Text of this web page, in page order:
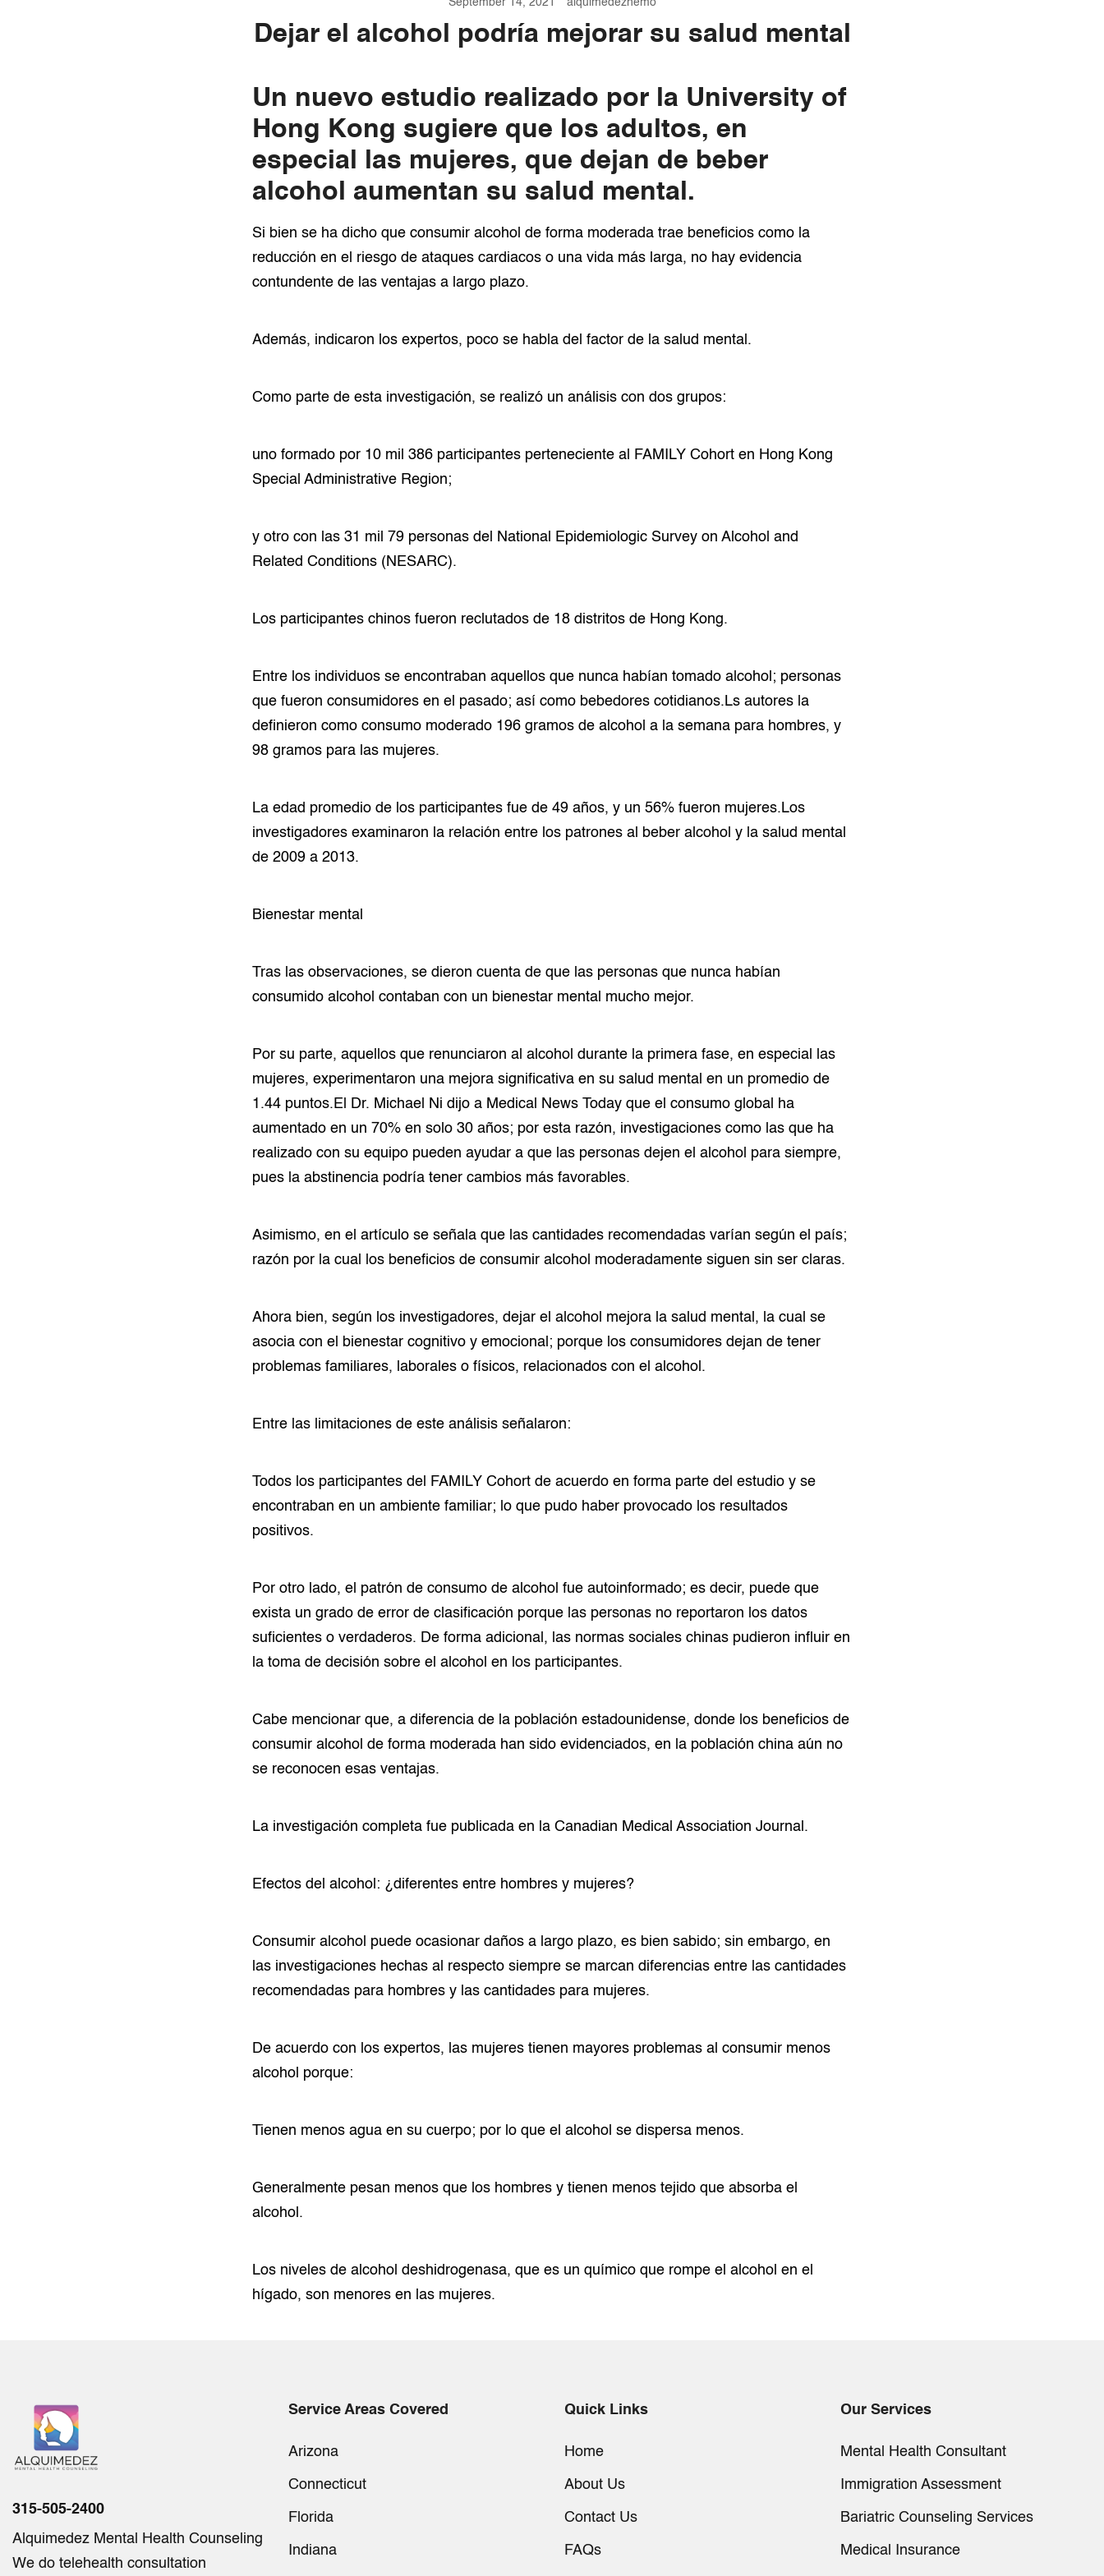
September 14, 2021 alquimedezhemo
Dejar el alcohol podría mejorar su salud mental
Un nuevo estudio realizado por la University of
Hong Kong sugiere que los adultos, en
especial las mujeres, que dejan de beber
alcohol aumentan su salud mental.
Si bien se ha dicho que consumir alcohol de forma moderada trae beneficios como la
reducción en el riesgo de ataques cardiacos o una vida más larga, no hay evidencia
contundente de las ventajas a largo plazo.
Además, indicaron los expertos, poco se habla del factor de la salud mental.
Como parte de esta investigación, se realizó un análisis con dos grupos:
uno formado por 10 mil 386 participantes perteneciente al FAMILY Cohort en Hong Kong
Special Administrative Region;
y otro con las 31 mil 79 personas del National Epidemiologic Survey on Alcohol and
Related Conditions (NESARC).
Los participantes chinos fueron reclutados de 18 distritos de Hong Kong.
Entre los individuos se encontraban aquellos que nunca habían tomado alcohol; personas
que fueron consumidores en el pasado; así como bebedores cotidianos.Ls autores la
definieron como consumo moderado 196 gramos de alcohol a la semana para hombres, y
98 gramos para las mujeres.
La edad promedio de los participantes fue de 49 años, y un 56% fueron mujeres.Los
investigadores examinaron la relación entre los patrones al beber alcohol y la salud mental
de 2009 a 2013.
Bienestar mental
Tras las observaciones, se dieron cuenta de que las personas que nunca habían
consumido alcohol contaban con un bienestar mental mucho mejor.
Por su parte, aquellos que renunciaron al alcohol durante la primera fase, en especial las
mujeres, experimentaron una mejora significativa en su salud mental en un promedio de
1.44 puntos.El Dr. Michael Ni dijo a Medical News Today que el consumo global ha
aumentado en un 70% en solo 30 años; por esta razón, investigaciones como las que ha
realizado con su equipo pueden ayudar a que las personas dejen el alcohol para siempre,
pues la abstinencia podría tener cambios más favorables.
Asimismo, en el artículo se señala que las cantidades recomendadas varían según el país;
razón por la cual los beneficios de consumir alcohol moderadamente siguen sin ser claras.
Ahora bien, según los investigadores, dejar el alcohol mejora la salud mental, la cual se
asocia con el bienestar cognitivo y emocional; porque los consumidores dejan de tener
problemas familiares, laborales o físicos, relacionados con el alcohol.
Entre las limitaciones de este análisis señalaron:
Todos los participantes del FAMILY Cohort de acuerdo en forma parte del estudio y se
encontraban en un ambiente familiar; lo que pudo haber provocado los resultados
positivos.
Por otro lado, el patrón de consumo de alcohol fue autoinformado; es decir, puede que
exista un grado de error de clasificación porque las personas no reportaron los datos
suficientes o verdaderos. De forma adicional, las normas sociales chinas pudieron influir en
la toma de decisión sobre el alcohol en los participantes.
Cabe mencionar que, a diferencia de la población estadounidense, donde los beneficios de
consumir alcohol de forma moderada han sido evidenciados, en la población china aún no
se reconocen esas ventajas.
La investigación completa fue publicada en la Canadian Medical Association Journal.
Efectos del alcohol: ¿diferentes entre hombres y mujeres?
Consumir alcohol puede ocasionar daños a largo plazo, es bien sabido; sin embargo, en
las investigaciones hechas al respecto siempre se marcan diferencias entre las cantidades
recomendadas para hombres y las cantidades para mujeres.
De acuerdo con los expertos, las mujeres tienen mayores problemas al consumir menos
alcohol porque:
Tienen menos agua en su cuerpo; por lo que el alcohol se dispersa menos.
Generalmente pesan menos que los hombres y tienen menos tejido que absorba el
alcohol.
Los niveles de alcohol deshidrogenasa, que es un químico que rompe el alcohol en el
hígado, son menores en las mujeres.
315-505-2400
Alquimedez Mental Health Counseling
We do telehealth consultation
Service Areas Covered
Arizona
Connecticut
Florida
Indiana
Quick Links
Home
About Us
Contact Us
FAQs
Our Services
Mental Health Consultant
Immigration Assessment
Bariatric Counseling Services
Medical Insurance